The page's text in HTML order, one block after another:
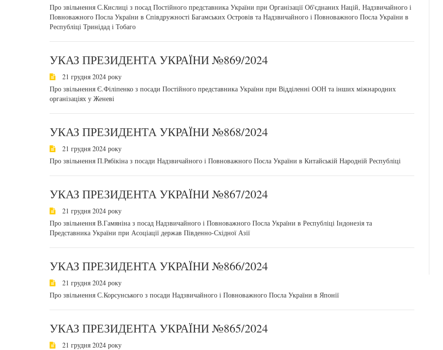
Про звільнення С.Кислиці з посад Постійного представника України при Організації Об'єднаних Націй, Надзвичайного і
Повноважного Посла України в Співдружності Багамських Островів та Надзвичайного і Повноважного Посла України в
Республіці Тринідад і Тобаго
УКАЗ ПРЕЗИДЕНТА УКРАЇНИ №869/2024
21 грудня 2024 року
Про звільнення Є.Філіпенко з посади Постійного представника України при Відділенні ООН та інших міжнародних
організаціях у Женеві
УКАЗ ПРЕЗИДЕНТА УКРАЇНИ №868/2024
21 грудня 2024 року
Про звільнення П.Рябікіна з посади Надзвичайного і Повноважного Посла України в Китайській Народній Республіці
УКАЗ ПРЕЗИДЕНТА УКРАЇНИ №867/2024
21 грудня 2024 року
Про звільнення В.Гамяніна з посад Надзвичайного і Повноважного Посла України в Республіці Індонезія та
Представника України при Асоціації держав Південно-Східної Азії
УКАЗ ПРЕЗИДЕНТА УКРАЇНИ №866/2024
21 грудня 2024 року
Про звільнення С.Корсунського з посади Надзвичайного і Повноважного Посла України в Японії
УКАЗ ПРЕЗИДЕНТА УКРАЇНИ №865/2024
21 грудня 2024 року